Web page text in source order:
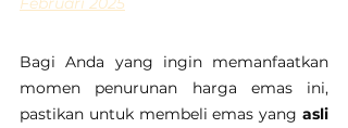
Bagi Anda yang ingin memanfaatkan
momen penurunan harga emas ini,
pastikan untuk membeli emas yang asli